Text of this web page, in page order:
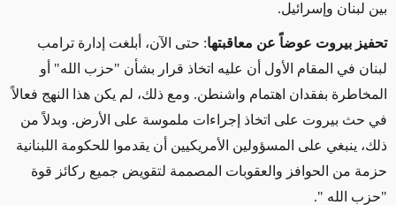
بين لبنان وإسرائيل.
تحفيز بيروت عوضاً عن معاقبتها: حتى الآن، أبلغت إدارة ترامب
لبنان في المقام الأول أن عليه اتخاذ قرار بشأن "حزب الله" أو
المخاطرة بفقدان اهتمام واشنطن. ومع ذلك، لم يكن هذا النهج فعالاً
في حث بيروت على اتخاذ إجراءات ملموسة على الأرض. وبدلاً من
ذلك، ينبغي على المسؤولين الأمريكيين أن يقدموا للحكومة اللبنانية
حزمة من الحوافز والعقوبات المصممة لتقويض جميع ركائز قوة
"حزب الله ".